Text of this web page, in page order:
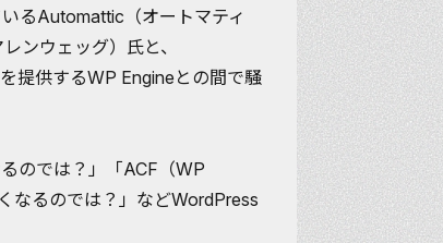
るAutomattic（オートマティ
ンウェッグ）氏と、
提供するWP Engineとの間で騒
のでは？」「ACF（WP
なるのでは？」などWordPress